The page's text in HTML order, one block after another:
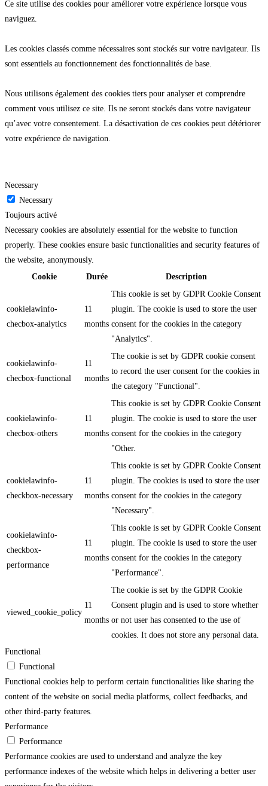
Ce site utilise des cookies pour améliorer votre expérience lorsque vous
naviguez.
Les cookies classés comme nécessaires sont stockés sur votre navigateur. Ils
sont essentiels au fonctionnement des fonctionnalités de base.
Nous utilisons également des cookies tiers pour analyser et comprendre
comment vous utilisez ce site. Ils ne seront stockés dans votre navigateur
qu’avec votre consentement. La désactivation de ces cookies peut détériorer
votre expérience de navigation.
Necessary
Necessary
Toujours activé
Necessary cookies are absolutely essential for the website to function
properly. These cookies ensure basic functionalities and security features of
the website, anonymously.
Cookie
Durée Description
cookielawinfo-
checbox-analytics
11
months
This cookie is set by GDPR Cookie Consent
plugin. The cookie is used to store the user
consent for the cookies in the category
"Analytics".
cookielawinfo-
checbox-functional
11
months
The cookie is set by GDPR cookie consent
to record the user consent for the cookies in
the category "Functional".
cookielawinfo-
checbox-others
11
months
This cookie is set by GDPR Cookie Consent
plugin. The cookie is used to store the user
consent for the cookies in the category
"Other.
cookielawinfo-
checkbox-necessary
11
months
This cookie is set by GDPR Cookie Consent
plugin. The cookies is used to store the user
consent for the cookies in the category
"Necessary".
cookielawinfo-
checkbox-
performance
11
months
This cookie is set by GDPR Cookie Consent
plugin. The cookie is used to store the user
consent for the cookies in the category
"Performance".
viewed_cookie_policy
11
months
The cookie is set by the GDPR Cookie
Consent plugin and is used to store whether
or not user has consented to the use of
cookies. It does not store any personal data.
Functional
Functional
Functional cookies help to perform certain functionalities like sharing the
content of the website on social media platforms, collect feedbacks, and
other third-party features.
Performance
Performance
Performance cookies are used to understand and analyze the key
performance indexes of the website which helps in delivering a better user